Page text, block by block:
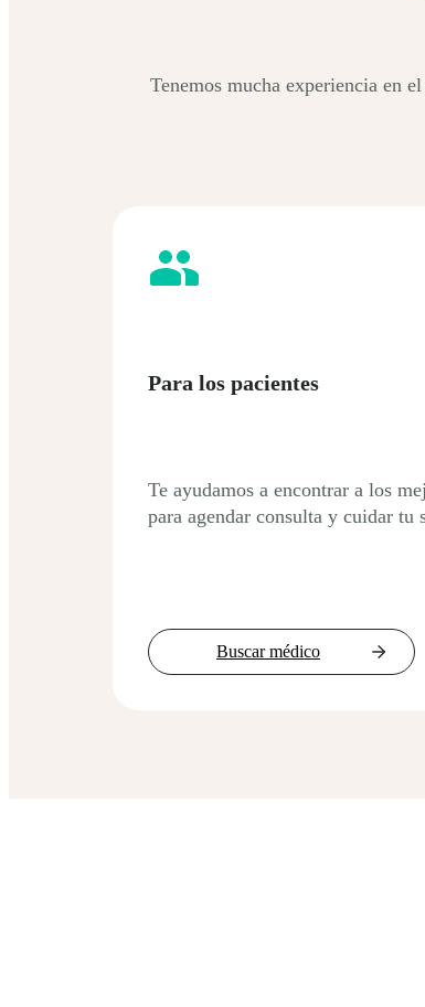
Tenemos mucha experiencia en
Para los pacientes
Te ayudamos a encontrar a los
para agendar consulta y cuidar tu
Buscar médico